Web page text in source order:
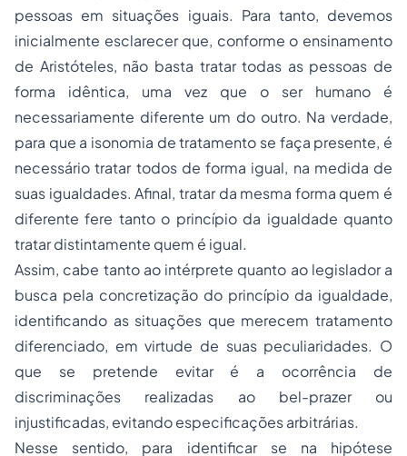
pessoas em situações iguais. Para tanto, devemos
inicialmente esclarecer que, conforme o ensinamento
de Aristóteles, não basta tratar todas as pessoas de
forma idêntica, uma vez que o ser humano é
necessariamente diferente um do outro. Na verdade,
para que a isonomia de tratamento se faça presente, é
necessário tratar todos de forma igual, na medida de
suas igualdades. Afinal, tratar da mesma forma quem é
diferente fere tanto o princípio da igualdade quanto
tratar distintamente quem é igual.
Assim, cabe tanto ao intérprete quanto ao legislador a
busca pela concretização do princípio da igualdade,
identificando as situações que merecem tratamento
diferenciado, em virtude de suas peculiaridades. O
que se pretende evitar é a ocorrência de
discriminações realizadas ao bel-prazer ou
injustificadas, evitando especificações arbitrárias.
Nesse sentido, para identificar se na hipótese